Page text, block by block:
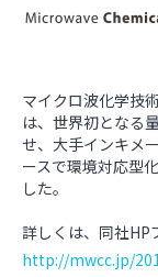
マイクロ波化学技
は、世界初となる
せ、大手インキメ
ースで環境対応型
した。
詳しくは、同社HP
http://mwcc.jp/